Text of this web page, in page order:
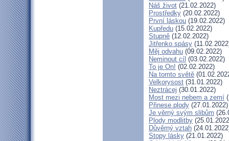
Náš život (21.02.2022)
Prostředky (20.02.2022)
První láskou (19.02.2022)
Kupředu (15.02.2022)
Stupně (12.02.2022)
Jitřenko spásy
Měj odvahu (09.02.2022)
Neminout cíl (03.02.2022)
To je On! (02.02.2022)
Na tomto světě
Velkorysost (31.01.2022)
Neztrácej (30.01.2022)
Most mezi nebem a zemí
Přinese plody (27.01.2022)
Je věrný svým slibům
Plody modlitby
Důvěrný vztah
Stopy lásky (21.01.2022)